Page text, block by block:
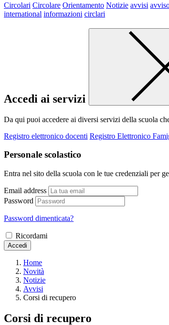
Circolari Circolare Orientamento Notizie avvisi
international informazioni circlari
Accedi ai servizi
Da qui puoi accedere ai diversi servizi della scuola
Registro elettronico docenti Registro Elettronico
Personale scolastico
Entra nel sito della scuola con le tue credenziali per
Email address
Password
Password dimenticata?
Ricordami
Accedi
Home
Novità
Notizie
Avvisi
Corsi di recupero
Corsi di recupero